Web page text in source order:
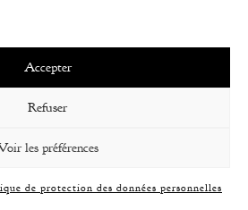
Accepter
Refuser
les préférences
de protection des données personnelles